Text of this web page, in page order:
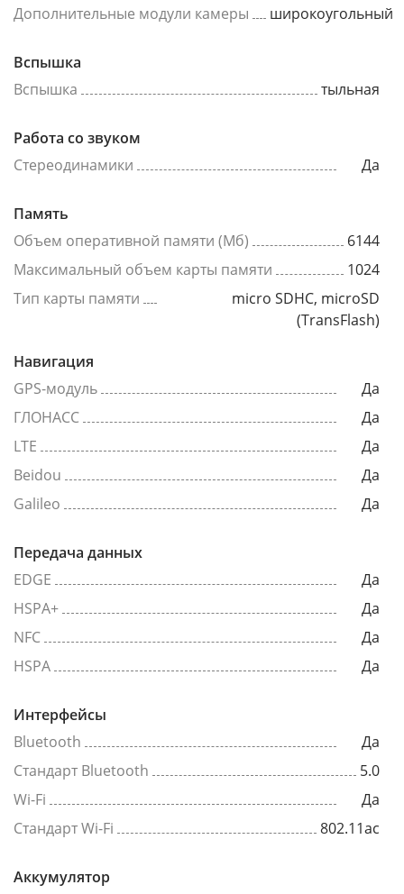
Дополнительные модули камеры широкоугольный
Вспышка
Вспышка
тыльная
Работа со звуком
Стереодинамики
Да
Память
Объем оперативной памяти (Мб)
6144
Максимальный объем карты памяти
1024
Тип карты памяти
micro SDHC, microSD
(TransFlash)
Навигация
GPS-модуль
Да
ГЛОНАСС
Да
LTE
Да
Beidou
Да
Galileo
Да
Передача данных
EDGE
Да
HSPA+
Да
NFC
Да
HSPA
Да
Интерфейсы
Bluetooth
Да
Стандарт Bluetooth
5.0
Wi-Fi
Да
Стандарт Wi-Fi
802.11ac
Аккумулятор